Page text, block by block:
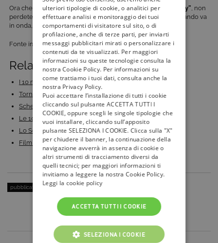
Ora che conoscete tutte lecuriosità di “The Big Bang Theory” , non
perdetevi tutte le puntate in onda su Italia 1: per scoprire quando va
in onda, segui ilpalinsesto di Tivù La Guida.
Fonte immagine: flickr.com/photos/bagogames
Related Posts:
I 10 migliori episodi di The Big Bang Theory
Torna su Italia 1 ‘Young Sheldon’ con la terza…
Scherzi a parte: Paolo Bonolis conduce la nuova…
Le 10 sitcom più divertenti di sempre
Lo Scherzo Perfetto: arriva su Italia 1 il nuovo…
Film di Natale 2023: i più bei film di Natale da…
pubblicato il:10 Marzo 2017| categoria:
ulteriori tipologie di cookie, o analitici per
effettuare analisi e monitoraggio dei tuoi
comportamenti di visitatore sul sito, o di
profilazione, anche di terze parti, per inviarti
messaggi pubblicitari mirati o personalizzare i
contenuti da te visualizzati. Per maggiori
informazioni su queste tecnologie consulta la
nostra Cookie Policy. Per informazioni su
come trattiamo i tuoi dati, consulta anche la
nostra Privacy Policy.
Puoi accettare l’installazione di tutti i cookie
cliccando sul pulsante ACCETTA TUTTI I
COOKIE, oppure scegli le singole tipologie che
vuoi installare, cliccando sull’apposito
pulsante SELEZIONA I COOKIE. Clicca sulla "X"
per chiudere il banner, la continuazione della
navigazione avverrà in assenza di cookie o
altri strumenti di tracciamento diversi da
quelli tecnici; per maggiori informazioni ti
invitiamo a leggere la nostra Cookie Policy.
Leggi la cookie policy
ACCETTA TUTTI I COOKIE
SELEZIONA I COOKIE